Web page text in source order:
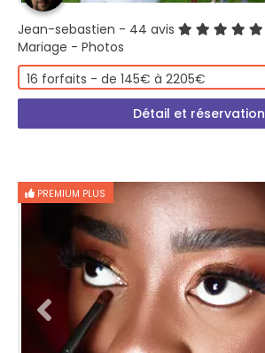
Jean-sebastien - 44 avis
Mariage - Photos
16 forfaits - de 145€ à 2205€
Détail et réservation
PREMIUM PLUS